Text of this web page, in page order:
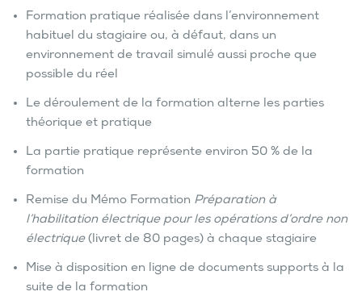
Formation pratique réalisée dans l’environnement
habituel du stagiaire ou, à défaut, dans un
environnement de travail simulé aussi proche que
possible du réel
Le déroulement de la formation alterne les parties
théorique et pratique
La partie pratique représente environ 50 % de la
formation
Remise du Mémo Formation Préparation à
l’habilitation électrique pour les opérations d’ordre non
électrique(livret de 80 pages) à chaque stagiaire
Mise à disposition en ligne de documents supports à la
suite de la formation